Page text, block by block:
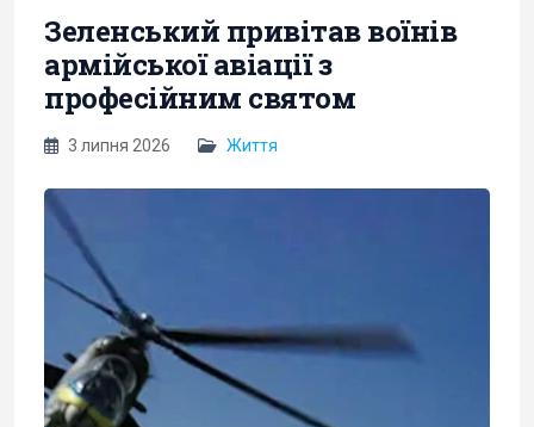
Зеленський привітав воїнів
армійської авіації з
професійним святом
3 липня 2026 Життя